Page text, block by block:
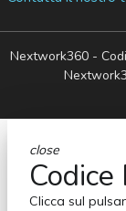
Nextwork360 -
close
Codice
Clicca sul